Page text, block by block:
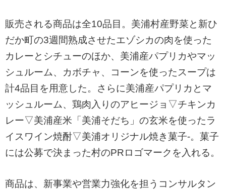
販売される商品は全10品目。美浦村産野菜と新ひ
だか町の3週間熟成させたエゾシカの肉を使った
カレーとシチューのほか、美浦産パプリカやマッ
シュルーム、カボチャ、コーンを使ったスープは
計4品目を用意した。さらに美浦産パプリカとマ
ッシュルーム、鶏肉入りのアヒージョ▽チキンカ
レー▽美浦産米「美浦そだち」の玄米を使ったラ
イスワイン焼酎▽美浦オリジナル焼き菓子-。菓子
には公募で決まった村のPRロゴマークを入れる。
商品は、新事業や営業力強化を担うコンサルタン